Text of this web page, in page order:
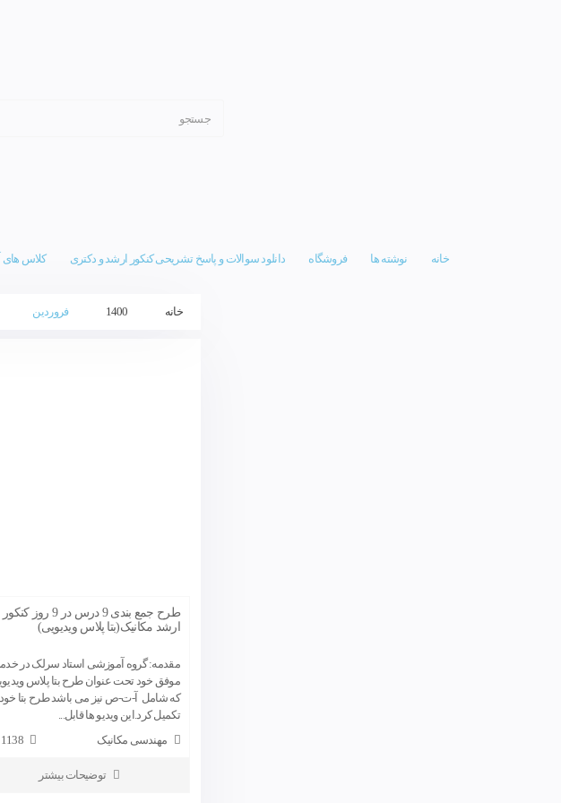
خانه نوشته ها فروشگاه دانلود سوالات و پاسخ تشریحی کنکور ارشد و دکتری کلاس های
خانه 1400 فروردین
طرح جمع بندی 9 درس در 9 روز کنکور
ارشد مکانیک(بتا پلاس ویدیویی)
مقدمه: گروه آموزشی استاد سرلک در
موفق خود تحت عنوان طرح بتا پلاس
که شامل آ-ت-ص نیز می باشد طرح بتا خود
تکمیل کرد.این ویدیو ها قابل...
مهندسی مکانیک
1138 بازدید
توضیحات بیشتر